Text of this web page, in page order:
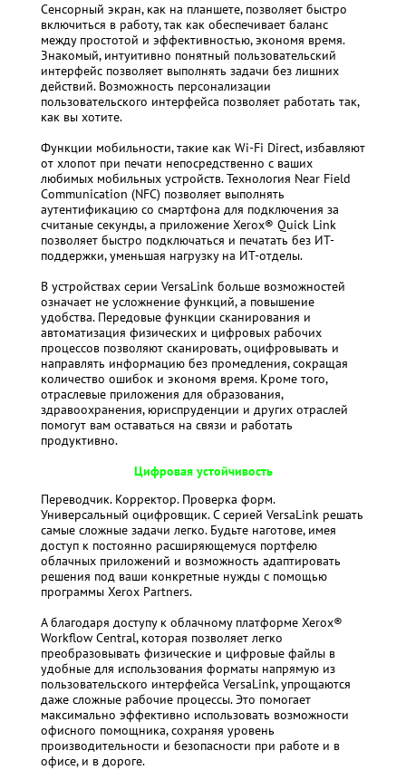
Сенсорный экран, как на планшете, позволяет быстро
включиться в работу, так как обеспечивает баланс
между простотой и эффективностью, экономя время.
Знакомый, интуитивно понятный пользовательский
интерфейс позволяет выполнять задачи без лишних
действий. Возможность персонализации
пользовательского интерфейса позволяет работать так,
как вы хотите.
Функции мобильности, такие как Wi-Fi Direct, избавляют
от хлопот при печати непосредственно с ваших
любимых мобильных устройств. Технология Near Field
Communication (NFC) позволяет выполнять
аутентификацию со смартфона для подключения за
считаные секунды, а приложение Xerox® Quick Link
позволяет быстро подключаться и печатать без ИТ-
поддержки, уменьшая нагрузку на ИТ-отделы.
В устройствах серии VersaLink больше возможностей
означает не усложнение функций, а повышение
удобства. Передовые функции сканирования и
автоматизация физических и цифровых рабочих
процессов позволяют сканировать, оцифровывать и
направлять информацию без промедления, сокращая
количество ошибок и экономя время. Кроме того,
отраслевые приложения для образования,
здравоохранения, юриспруденции и других отраслей
помогут вам оставаться на связи и работать
продуктивно.
Цифровая устойчивость
Переводчик. Корректор. Проверка форм.
Универсальный оцифровщик. С серией VersaLink решать
самые сложные задачи легко. Будьте наготове, имея
доступ к постоянно расширяющемуся портфелю
облачных приложений и возможность адаптировать
решения под ваши конкретные нужды с помощью
программы Xerox Partners.
А благодаря доступу к облачному платформе Xerox®
Workflow Central, которая позволяет легко
преобразовывать физические и цифровые файлы в
удобные для использования форматы напрямую из
пользовательского интерфейса VersaLink, упрощаются
даже сложные рабочие процессы. Это помогает
максимально эффективно использовать возможности
офисного помощника, сохраняя уровень
производительности и безопасности при работе и в
офисе, и в дороге.